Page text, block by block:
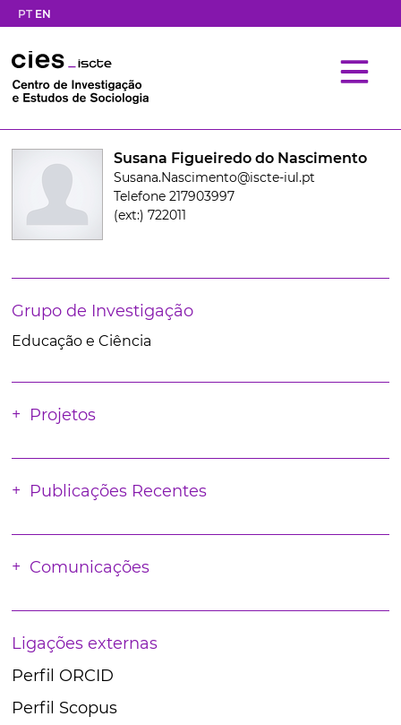
PT EN
Susana Figueiredo do Nascimento
Susana.Nascimento@iscte-iul.pt
Telefone 217903997
(ext:) 722011
Grupo de Investigação
Educação e Ciência
Projetos
Publicações Recentes
Comunicações
Ligações externas
Perfil ORCID
Perfil Scopus